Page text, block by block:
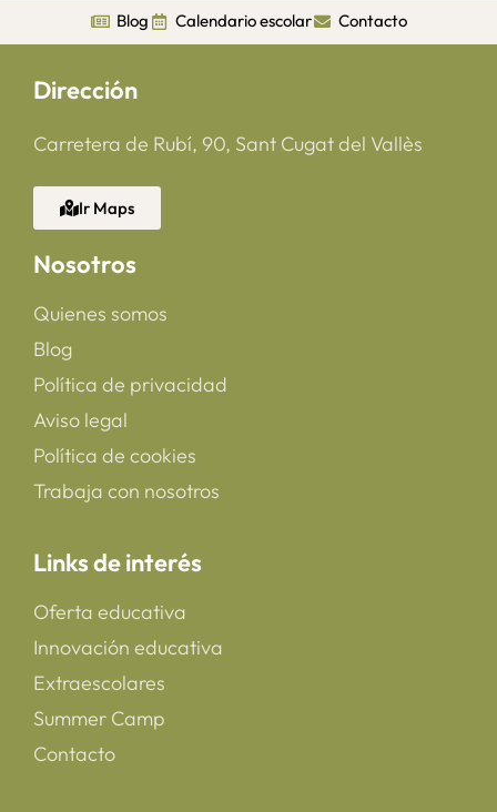
Blog Calendario escolar Contacto
Dirección
Carretera de Rubí, 90, Sant Cugat del Vallès
Ir Maps
Nosotros
Quienes somos
Blog
Política de privacidad
Aviso legal
Política de cookies
Trabaja con nosotros
Links de interés
Oferta educativa
Innovación educativa
Extraescolares
Summer Camp
Contacto